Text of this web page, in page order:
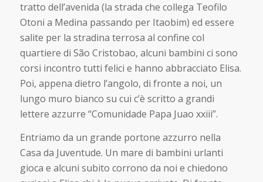
tratto dell’avenida (la strada che collega Teofilo
Otoni a Medina passando per Itaobim) ed essere
salite per la stradina terrosa al confine col
quartiere di São Cristobao, alcuni bambini ci sono
corsi incontro tutti felici e hanno abbracciato Elisa.
Poi, appena dietro l’angolo, di fronte a noi, un
lungo muro bianco su cui c’è scritto a grandi
lettere azzurre “Comunidade Papa Juao xxiii”.
Entriamo da un grande portone azzurro nella
Casa da Juventude. Un mare di bambini urlanti
gioca e alcuni subito corrono da noi e chiedono